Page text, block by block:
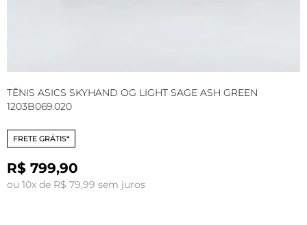
TÊNIS ASICS SKYHAND OG LIGHT SAGE ASH GREEN
1203B069.020
FRETE GRÁTIS*
R$ 799,90
ou 10x de R$ 79,99 sem juros